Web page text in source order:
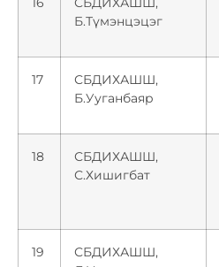
Б.Түмэнцэцэг
17
СБДИХАШШ,
Б.Ууганбаяр
18
СБДИХАШШ,
С.Хишигбат
19
СБДИХАШШ,